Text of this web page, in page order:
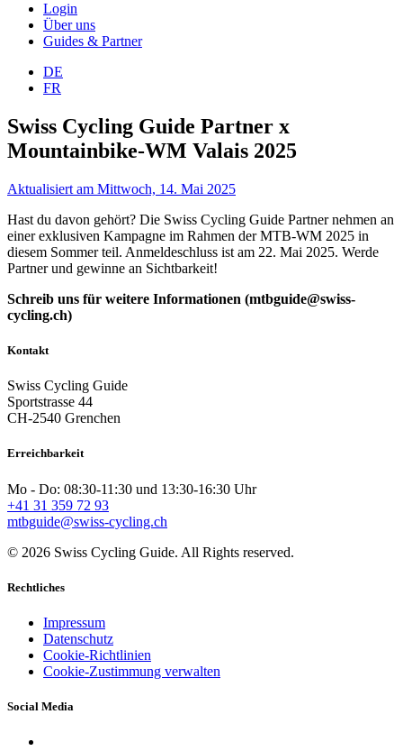
Login
Über uns
Guides & Partner
DE
FR
Swiss Cycling Guide Partner x
Mountainbike-WM Valais 2025
Aktualisiert am Mittwoch, 14. Mai 2025
Hast du davon gehört? Die Swiss Cycling Guide Partner nehmen an
einer exklusiven Kampagne im Rahmen der MTB-WM 2025 in
diesem Sommer teil. Anmeldeschluss ist am 22. Mai 2025. Werde
Partner und gewinne an Sichtbarkeit!
Schreib uns für weitere Informationen (mtbguide@swiss-
cycling.ch)
Kontakt
Swiss Cycling Guide
Sportstrasse 44
CH-2540 Grenchen
Erreichbarkeit
Mo - Do: 08:30-11:30 und 13:30-16:30 Uhr
+41 31 359 72 93
mtbguide@swiss-cycling.ch
© 2026 Swiss Cycling Guide. All Rights reserved.
Rechtliches
Impressum
Datenschutz
Cookie-Richtlinien
Cookie-Zustimmung verwalten
Social Media